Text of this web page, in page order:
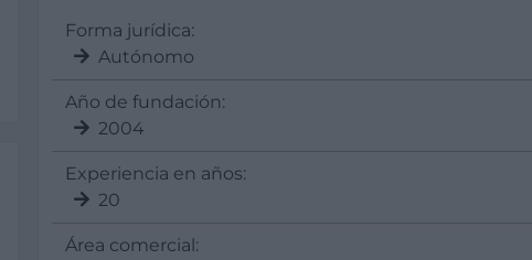
Forma jurídica:
Autónomo
Año de fundación:
2004
Experiencia en años:
20
Área comercial: